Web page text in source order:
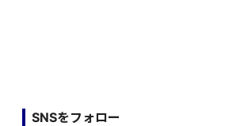
SNSをフォロー